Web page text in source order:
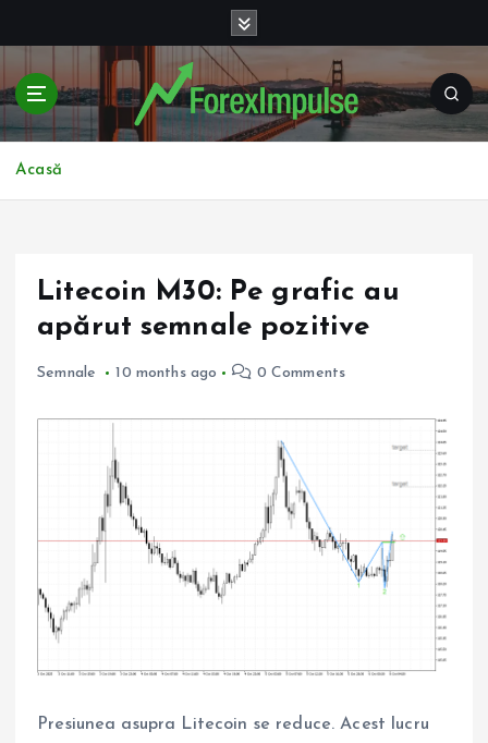
p
o
Acasă
Litecoin M30: Pe grafic au
apărut semnale pozitive
Semnale 10 months ago 0 Comments
Presiunea asupra Litecoin se reduce. Acest lucru